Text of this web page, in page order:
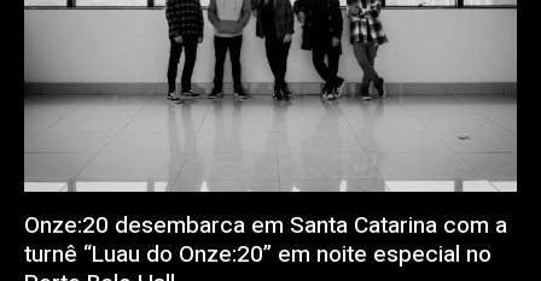
Onze:20 desembarca em Santa Catarina com a
turnê “Luau do Onze:20” em noite especial no